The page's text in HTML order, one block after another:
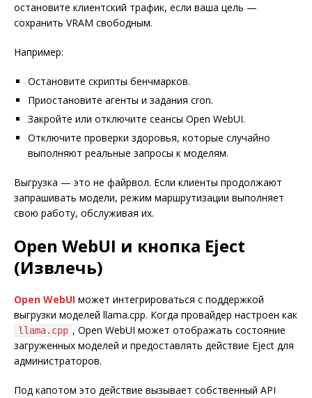
остановите клиентский трафик, если ваша цель —
сохранить VRAM свободным.
Например:
Остановите скрипты бенчмарков.
Приостановите агенты и задания cron.
Закройте или отключите сеансы Open WebUI.
Отключите проверки здоровья, которые случайно
выполняют реальные запросы к моделям.
Выгрузка — это не файрвол. Если клиенты продолжают
запрашивать модели, режим маршрутизации выполняет
свою работу, обслуживая их.
Open WebUI и кнопка Eject
(Извлечь)
Open WebUI может интегрироваться с поддержкой
выгрузки моделей llama.cpp. Когда провайдер настроен как
llama.cpp , Open WebUI может отображать состояние
загруженных моделей и предоставлять действие Eject для
администраторов.
Под капотом это действие вызывает собственный API